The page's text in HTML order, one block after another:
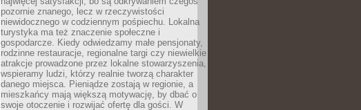
pozornie znanego, lecz w rzeczywistości
niewidocznego w codziennym pośpiechu. Lokalna
turystyka ma też znaczenie społeczne i
gospodarcze. Kiedy odwiedzamy małe pensjonaty,
rodzinne restauracje, regionalne targi czy niewielkie
atrakcje prowadzone przez lokalne stowarzyszenia,
wspieramy ludzi, którzy realnie tworzą charakter
danego miejsca. Pieniądze zostają w regionie, a
mieszkańcy mają większą motywację, by dbać o
swoje otoczenie i rozwijać ofertę dla gości. W